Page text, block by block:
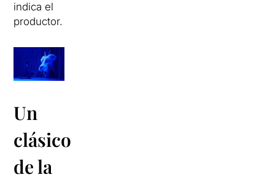
indica el
productor.
Un
clásico
de la